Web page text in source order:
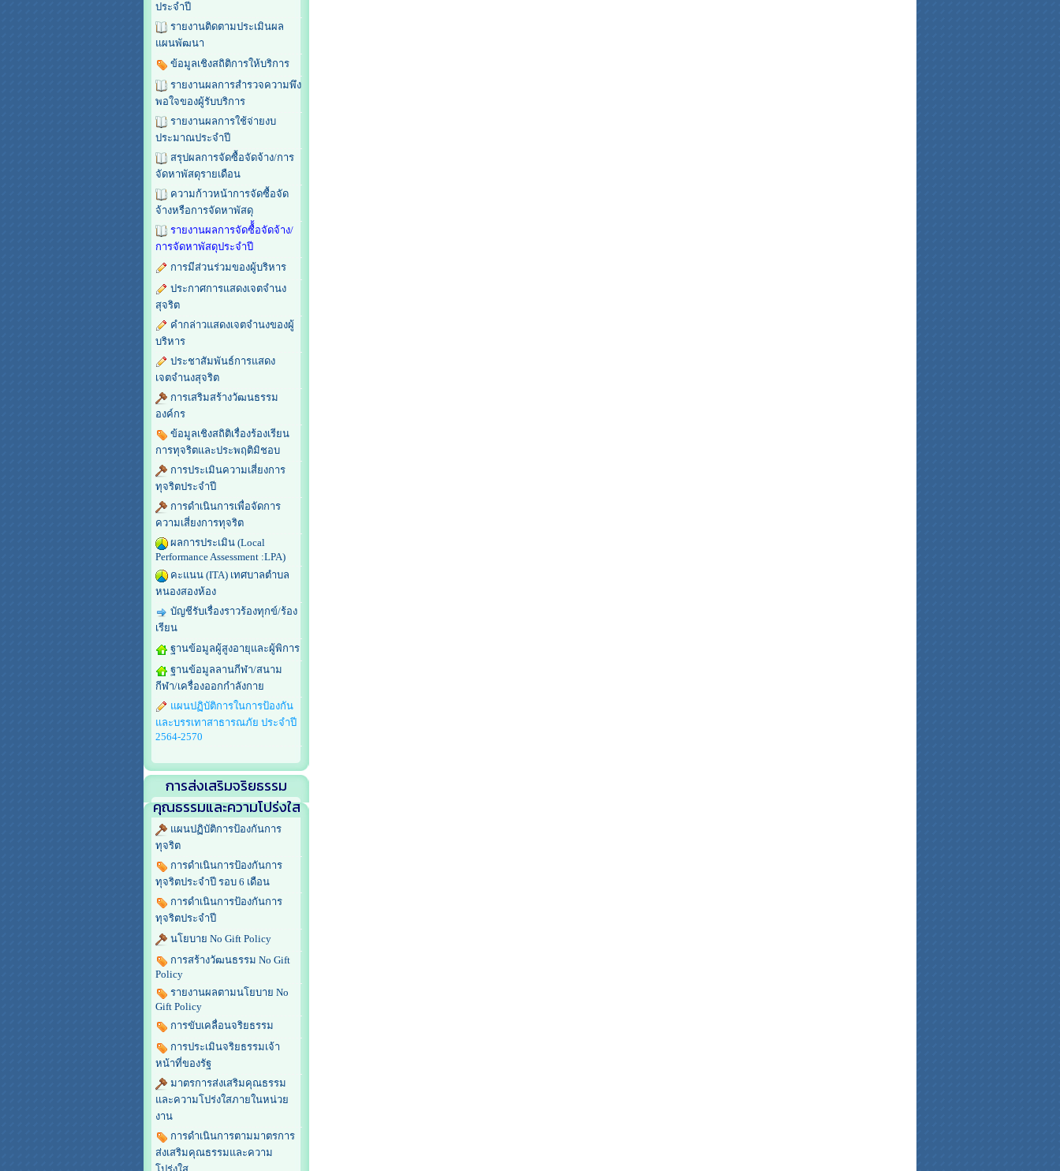
ประจำปี
รายงานติดตามประเมินผล
แผนพัฒนา
ข้อมูลเชิงสถิติการให้บริการ
รายงานผลการสำรวจความพึง
พอใจของผู้รับบริการ
รายงานผลการใช้จ่ายงบ
ประมาณประจำปี
สรุปผลการจัดซื้อจัดจ้าง/การ
จัดหาพัสดุรายเดือน
ความก้าวหน้าการจัดซื้อจัด
จ้างหรือการจัดหาพัสดุ
รายงานผลการจัดซื้้อจัดจ้าง/
การจัดหาพัสดุประจำปี
การมีส่วนร่วมของผู้บริหาร
ประกาศการแสดงเจตจำนง
สุจริต
คำกล่าวแสดงเจตจำนงของผู้
บริหาร
ประชาสัมพันธ์การแสดง
เจตจำนงสุจริต
การเสริมสร้างวัฒนธรรม
องค์กร
ข้อมูลเชิงสถิติเรื่องร้องเรียน
การทุจริตและประพฤติมิชอบ
การประเมินความเสี่ยงการ
ทุจริตประจำปี
การดำเนินการเพื่อจัดการ
ความเสี่ยงการทุจริต
ผลการประเมิน (Local
Performance Assessment :LPA)
คะแนน (ITA) เทศบาลตำบล
หนองสองห้อง
บัญชีรับเรื่องราวร้องทุกข์/ร้อง
เรียน
ฐานข้อมูลผู้สูงอายุและผู้พิการ
ฐานข้อมูลลานกีฬา/สนาม
กีฬา/เครื่องออกกำลังกาย
แผนปฏิบัติการในการป้องกัน
และบรรเทาสาธารณภัย ประจำปี
2564-2570
การส่งเสริมจริยธรรม
คุณธรรมและความโปร่งใส
แผนปฏิบัติการป้องกันการ
ทุจริต
การดำเนินการป้องกันการ
ทุจริตประจำปี รอบ 6 เดือน
การดำเนินการป้องกันการ
ทุจริตประจำปี
นโยบาย No Gift Policy
การสร้างวัฒนธรรม No Gift
Policy
รายงานผลตามนโยบาย No
Gift Policy
การขับเคลื่อนจริยธรรม
การประเมินจริยธรรมเจ้า
หน้าที่ของรัฐ
มาตรการส่งเสริมคุณธรรม
และความโปร่งใสภายในหน่วย
งาน
การดำเนินการตามมาตรการ
ส่งเสริมคุณธรรมและความ